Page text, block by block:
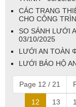
CÁC TRANG
CHO CÔNG
SO SÁNH LƯỚI
03/10/2025
LƯỚI AN TOÀN
LƯỚI BẢO HỘ
Page 12 / 21
12 13